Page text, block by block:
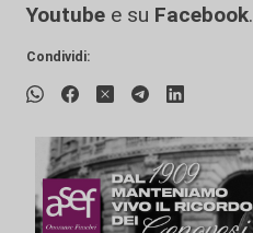
Youtube e su Facebook.
Condividi: